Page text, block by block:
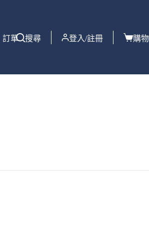
訂單 搜尋 登入/註冊 購